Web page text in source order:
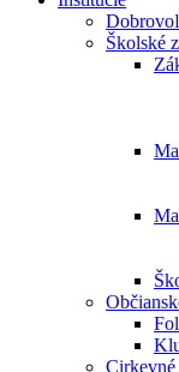
Školské